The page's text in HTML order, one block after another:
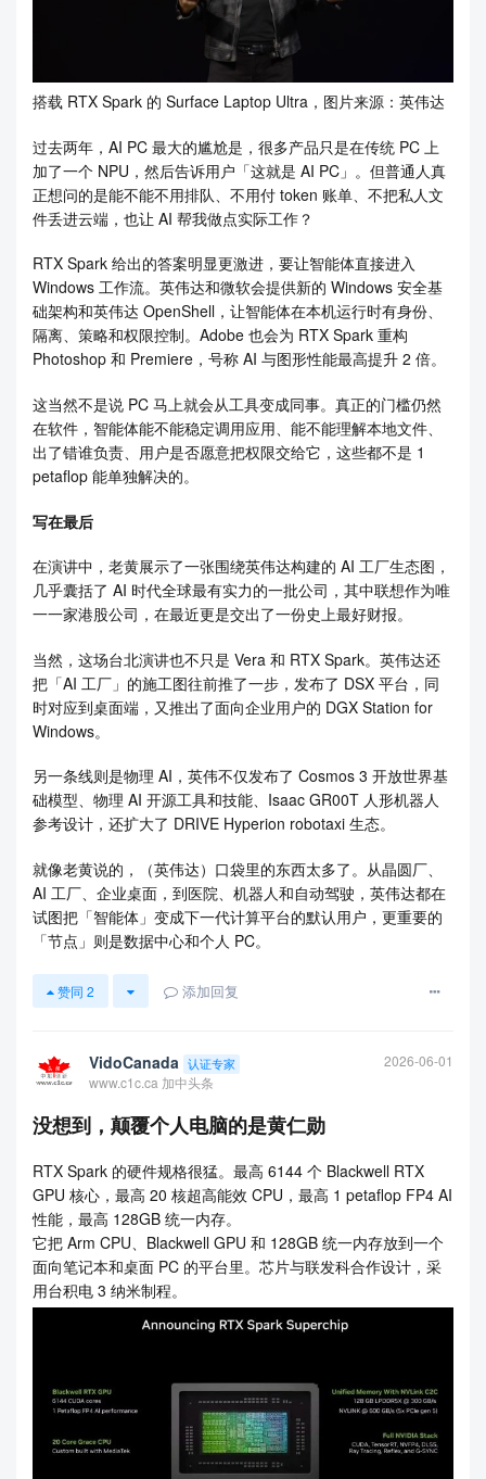
搭载 RTX Spark 的 Surface Laptop Ultra，图片来源：英伟达
过去两年，AI PC 最大的尴尬是，很多产品只是在传统 PC 上
加了一个 NPU，然后告诉用户「这就是 AI PC」。但普通人真
正想问的是能不能不用排队、不用付 token 账单、不把私人文
件丢进云端，也让 AI 帮我做点实际工作？
RTX Spark 给出的答案明显更激进，要让智能体直接进入
Windows 工作流。英伟达和微软会提供新的 Windows 安全基
础架构和英伟达 OpenShell，让智能体在本机运行时有身份、
隔离、策略和权限控制。Adobe 也会为 RTX Spark 重构
Photoshop 和 Premiere，号称 AI 与图形性能最高提升 2 倍。
这当然不是说 PC 马上就会从工具变成同事。真正的门槛仍然
在软件，智能体能不能稳定调用应用、能不能理解本地文件、
出了错谁负责、用户是否愿意把权限交给它，这些都不是 1
petaflop 能单独解决的。
写在最后
在演讲中，老黄展示了一张围绕英伟达构建的 AI 工厂生态图，
几乎囊括了 AI 时代全球最有实力的一批公司，其中联想作为唯
一一家港股公司，在最近更是交出了一份史上最好财报。
当然，这场台北演讲也不只是 Vera 和 RTX Spark。英伟达还
把「AI 工厂」的施工图往前推了一步，发布了 DSX 平台，同
时对应到桌面端，又推出了面向企业用户的 DGX Station for
Windows。
另一条线则是物理 AI，英伟不仅发布了 Cosmos 3 开放世界基
础模型、物理 AI 开源工具和技能、Isaac GR00T 人形机器人
参考设计，还扩大了 DRIVE Hyperion robotaxi 生态。
就像老黄说的，（英伟达）口袋里的东西太多了。从晶圆厂、
AI 工厂、企业桌面，到医院、机器人和自动驾驶，英伟达都在
试图把「智能体」变成下一代计算平台的默认用户，更重要的
「节点」则是数据中心和个人 PC。
赞同 2 添加回复
VidoCanada 认证专家
2026-06-01
www.c1c.ca 加中头条
没想到，颠覆个人电脑的是黄仁勋
RTX Spark 的硬件规格很猛。最高 6144 个 Blackwell RTX
GPU 核心，最高 20 核超高能效 CPU，最高 1 petaflop FP4 AI
性能，最高 128GB 统一内存。
它把 Arm CPU、Blackwell GPU 和 128GB 统一内存放到一个
面向笔记本和桌面 PC 的平台里。芯片与联发科合作设计，采
用台积电 3 纳米制程。